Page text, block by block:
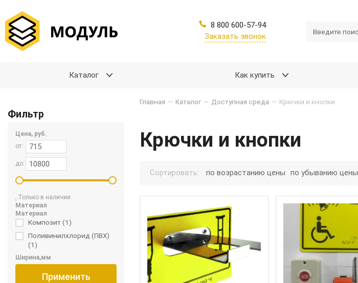
8 800 600-57-94
Заказать звонок
Каталог Как купить
Фильтр
Цена, руб.
от:
до:
Только в наличии
Материал
Материал
Композит (1)
Поливинилхлорид (ПВХ)
(1)
Ширина,мм
Применить
Главная — Каталог — Доступная среда — Крючки и кнопки
Крючки и кнопки
Сортировать: по возрастанию цены по убыванию цены